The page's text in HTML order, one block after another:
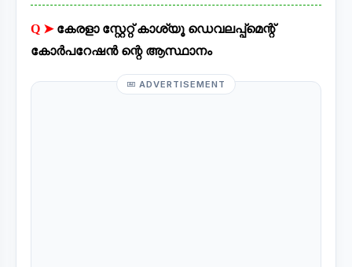
Q ➤ കേരളാ സ്റ്റേറ്റ് കാശ്യൂ ഡെവലപ്പ്മെന്റ്
കോർപറേഷൻ ന്റെ ആസ്ഥാനം
ADVERTISEMENT